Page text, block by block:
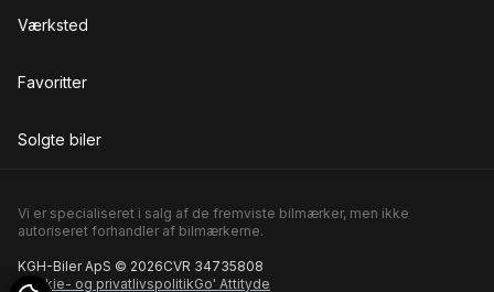
Værksted
Favoritter
Solgte biler
Vi er specialiseret i salg af de fremviste bilmærker, men ikke
autoriseret forhandler af bilmærkerne.
KGH-Biler ApS © 2026CVR 34735808
Cookie- og privatlivspolitikGo' Attityde